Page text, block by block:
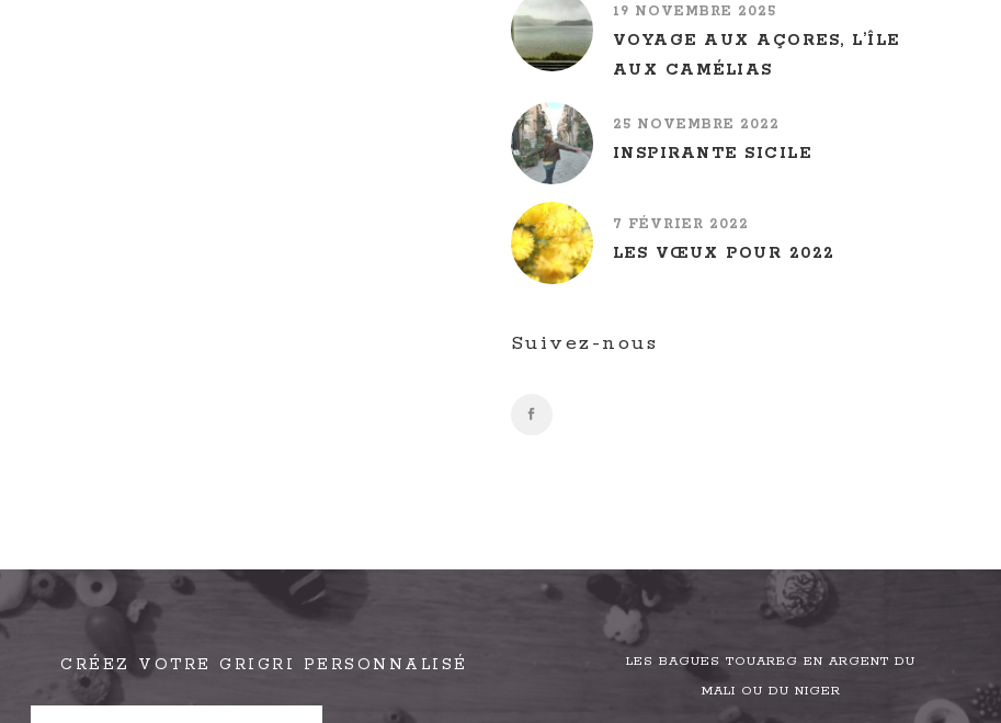
19 NOVEMBRE 2025
VOYAGE AUX AÇORES, L’ÎLE
AUX CAMÉLIAS
25 NOVEMBRE 2022
INSPIRANTE SICILE
7 FÉVRIER 2022
LES VŒUX POUR 2022
Suivez-nous
CRÉEZ VOTRE GRIGRI PERSONNALISÉ
LES BAGUES TOUAREG EN ARGENT DU
MALI OU DU NIGER